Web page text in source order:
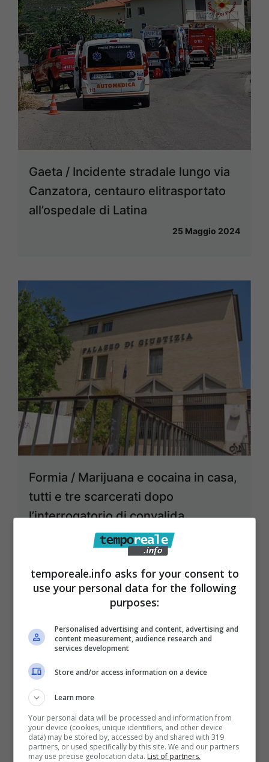
Gaeta / Incidente stradale lungo via
Canzatora, centauro elitrasportato
all’ospedale di Latina
25 Maggio 2024
Formia / Marijuana e cocaina in casa,
tutti e tre scarcerati dopo
l’interrogatorio di convalida
temporeale.info asks for your consent to
use your personal data for the following
purposes:
Personalised advertising and content, advertising and
content measurement, audience research and
services development
Store and/or access information on a device
Learn more
Your personal data will be processed and information from
your device (cookies, unique identifiers, and other device
data) may be stored by, accessed by and shared with 319
partners, or used specifically by this site. We and our partners
may use precise geolocation data. List of partners.